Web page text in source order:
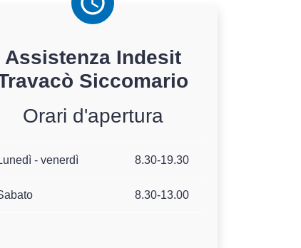
Assistenza Indesit
Siccomario
Orari d'apertura
- venerdì 8.30-19.30
8.30-13.00